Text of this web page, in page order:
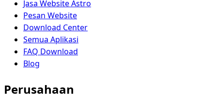
Jasa Website Astro
Pesan Website
Download Center
Semua Aplikasi
FAQ Download
Blog
Perusahaan